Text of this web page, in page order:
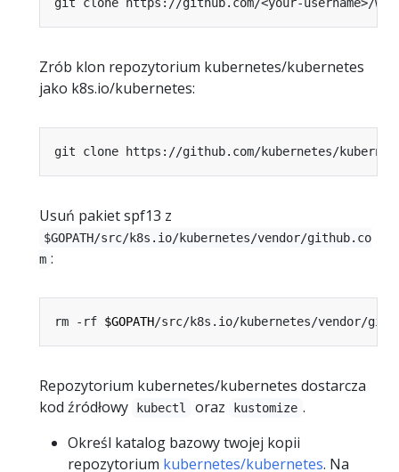
Zrób klon repozytorium kubernetes/kubernetes
jako k8s.io/kubernetes:
git clone https://github.com/kubernetes/
Usuń pakiet spf13 z
$GOPATH/src/k8s.io/kubernetes/vendor/github.co
m :
rm -rf $GOPATH
Repozytorium kubernetes/kubernetes dostarcza
kod źródłowy
kubectl oraz kustomize .
Określ katalog bazowy twojej kopii
repozytorium kubernetes/kubernetes. Na